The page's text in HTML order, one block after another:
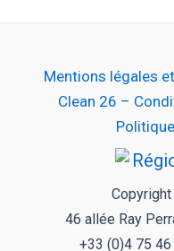
Mentions légales
Clean 26 –
46 allée Ray
+33 (0)4 75